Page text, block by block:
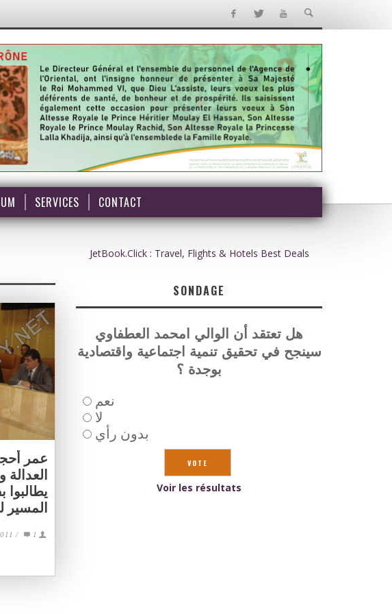
SERVICES CONTACT
عمر
المسير
/ 1
JetBook.Click : Travel, Flights & Hotels Best Deals
SONDAGE
هل تعتقد أن الوالي امحمد العطفاوي
سينجح في تحقيق تنمية اجتماعية واقتصادية
بوجدة ؟
نعم
لا
بدون رأي
Voir les résultats